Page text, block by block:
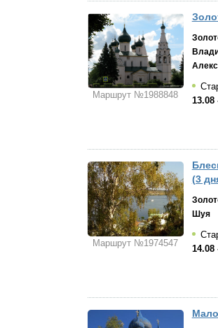
Маршрут №1988848
13.08
Маршрут №1974547
(3
Шуя
14.08